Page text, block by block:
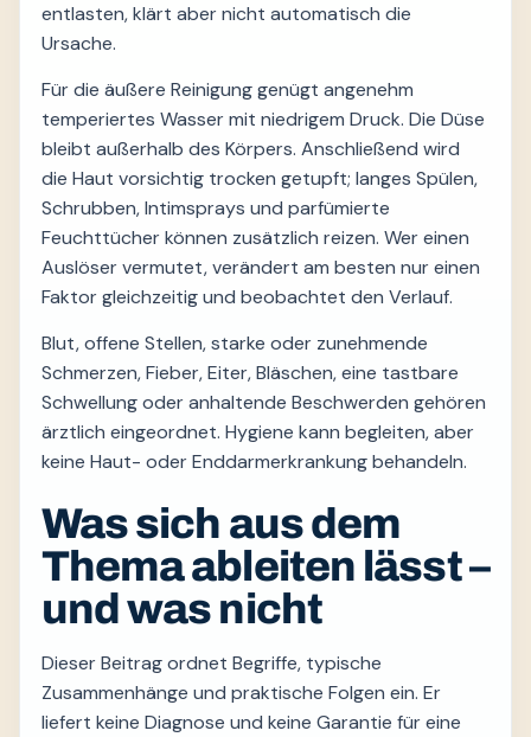
entlasten, klärt aber nicht automatisch die
Ursache.
Für die äußere Reinigung genügt angenehm
temperiertes Wasser mit niedrigem Druck. Die Düse
bleibt außerhalb des Körpers. Anschließend wird
die Haut vorsichtig trocken getupft; langes Spülen,
Schrubben, Intimsprays und parfümierte
Feuchttücher können zusätzlich reizen. Wer einen
Auslöser vermutet, verändert am besten nur einen
Faktor gleichzeitig und beobachtet den Verlauf.
Blut, offene Stellen, starke oder zunehmende
Schmerzen, Fieber, Eiter, Bläschen, eine tastbare
Schwellung oder anhaltende Beschwerden gehören
ärztlich eingeordnet. Hygiene kann begleiten, aber
keine Haut- oder Enddarmerkrankung behandeln.
Was sich aus dem
Thema ableiten lässt –
und was nicht
Dieser Beitrag ordnet Begriffe, typische
Zusammenhänge und praktische Folgen ein. Er
liefert keine Diagnose und keine Garantie für eine